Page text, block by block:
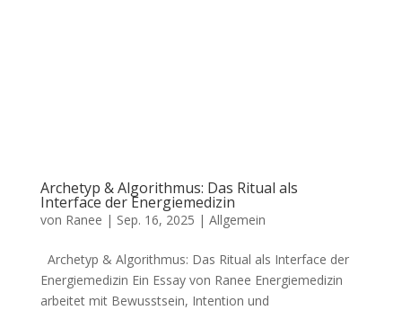
Archetyp & Algorithmus: Das Ritual als
Interface der Energiemedizin
von Ranee | Sep. 16, 2025 | Allgemein
Archetyp & Algorithmus: Das Ritual als Interface der
Energiemedizin Ein Essay von Ranee Energiemedizin
arbeitet mit Bewusstsein, Intention und